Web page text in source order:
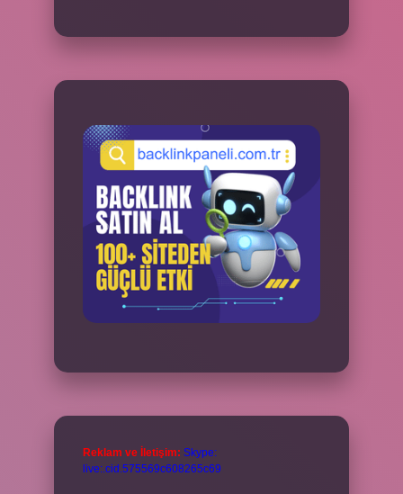
Reklam ve İletişim: Skype:
live:.cid.575569c608265c69